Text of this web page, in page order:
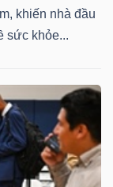
khiến nhà đầu
sức khỏe...